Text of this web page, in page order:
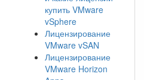
купить VMware
vSphere
Лицензирование
VMware vSAN
Лицензирование
VMware Horizon